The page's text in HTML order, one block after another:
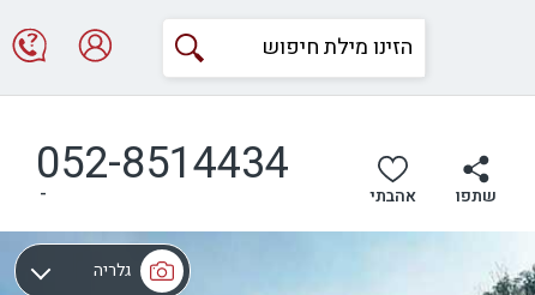
שתפו אהבתי
052-8514434
-
גלריה